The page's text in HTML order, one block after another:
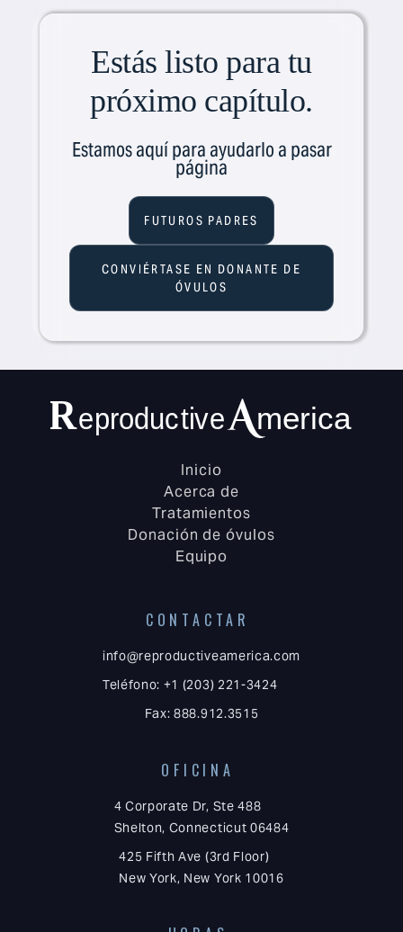
Estás listo para tu
próximo capítulo.
Estamos aquí para ayudarlo a pasar
página
FUTUROS PADRES
CONVIÉRTASE EN DONANTE DE
ÓVULOS
Inicio
Acerca de
Tratamientos
Donación de óvulos
Equipo
CONTACTAR
info@reproductiveamerica.com
Teléfono: +1 (203) 221-3424
Fax: 888.912.3515
OFICINA
4 Corporate Dr, Ste 488
Shelton, Connecticut 06484
425 Fifth Ave (3rd Floor)
New York, New York 10016